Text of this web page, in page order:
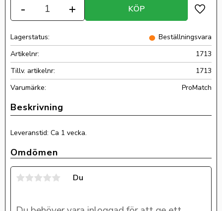
+
- KÖP
Lägg
Lagerstatus
Beställningsvara
Artikelnr
1713
Tillv. artikelnr
1713
ProMatch
Leveranstid: Ca 1 vecka.
Omdömen
Du